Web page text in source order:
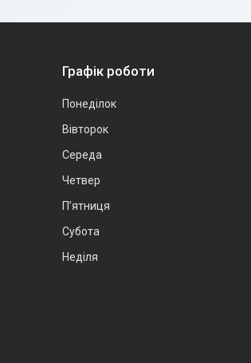
Графік роботи
Понеділок
Вівторок
Середа
Четвер
Пʼятниця
Субота
Неділя